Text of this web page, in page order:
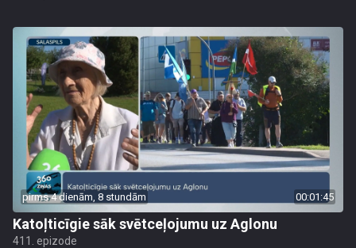
pirms 4 dienām, 8 stundām 00:01:45
Katoļticīgie sāk svētceļojumu uz Aglonu
411. epizode